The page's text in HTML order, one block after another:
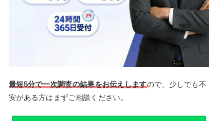
最短5分で一次調査の結果をお伝えしますので、少しでも不
安がある方はまずご相談ください。